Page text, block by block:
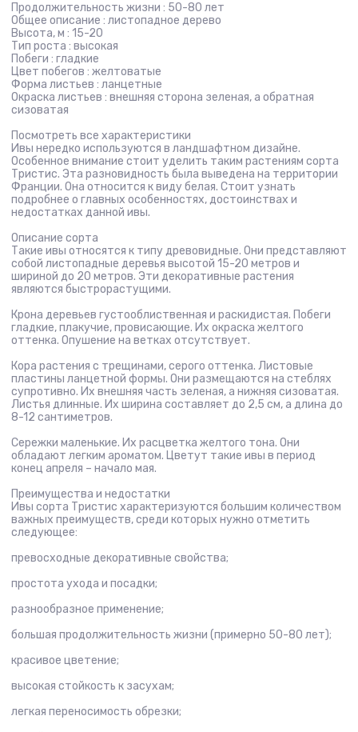
Продолжительность жизни : 50-80 лет
Общее описание : листопадное дерево
Высота, м : 15-20
Тип роста : высокая
Побеги : гладкие
Цвет побегов : желтоватые
Форма листьев : ланцетные
Окраска листьев : внешняя сторона зеленая, а обратная
сизоватая
Посмотреть все характеристики
Ивы нередко используются в ландшафтном дизайне.
Особенное внимание стоит уделить таким растениям сорта
Тристис. Эта разновидность была выведена на территории
Франции. Она относится к виду белая. Стоит узнать
подробнее о главных особенностях, достоинствах и
недостатках данной ивы.
Описание сорта
Такие ивы относятся к типу древовидные. Они представляют
собой листопадные деревья высотой 15-20 метров и
шириной до 20 метров. Эти декоративные растения
являются быстрорастущими.
Крона деревьев густооблиственная и раскидистая. Побеги
гладкие, плакучие, провисающие. Их окраска желтого
оттенка. Опушение на ветках отсутствует.
Кора растения с трещинами, серого оттенка. Листовые
пластины ланцетной формы. Они размещаются на стеблях
супротивно. Их внешняя часть зеленая, а нижняя сизоватая.
Листья длинные. Их ширина составляет до 2,5 см, а длина до
8-12 сантиметров.
Сережки маленькие. Их расцветка желтого тона. Они
обладают легким ароматом. Цветут такие ивы в период
конец апреля – начало мая.
Преимущества и недостатки
Ивы сорта Тристис характеризуются большим количеством
важных преимуществ, среди которых нужно отметить
следующее:
превосходные декоративные свойства;
простота ухода и посадки;
разнообразное применение;
большая продолжительность жизни (примерно 50-80 лет);
красивое цветение;
высокая стойкость к засухам;
легкая переносимость обрезки;